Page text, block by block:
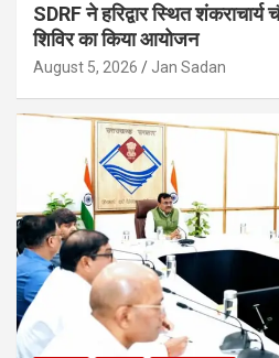
SDRF ने हरिद्वार स्थित
शिविर का किया आयोजन
August 5, 2026 Jan Sadan